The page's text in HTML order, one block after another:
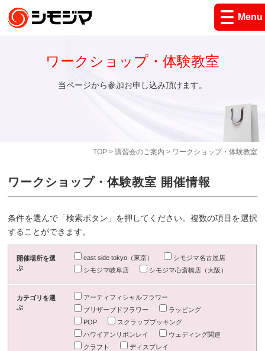
Menu
TOP> 講習会のご案内 > ワークショップ・体験教室
ワークショップ・体験教室
当ページから参加お申し込み頂けます。
ワークショップ・体験教室 開催情報
条件を選んで「検索ボタン」を押してください。複数の項目を選択
することができます。
開催場所を選
ぶ
east side tokyo（東京）
シモジマ名古屋店
シモジマ岐阜店
シモジマ心斎橋店（大阪）
カテゴリを選
ぶ
アーティフィシャルフラワー
プリザーブドフラワー
ラッピング
POP
スクラップブッキング
ハワイアンリボンレイ
ウェディング関連
クラフト
ディスプレイ